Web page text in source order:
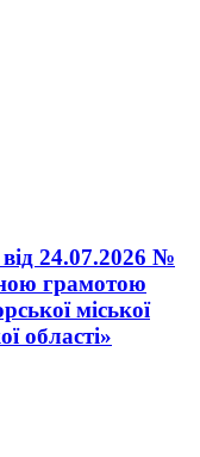
24.07.2026 №
грамотою
міської
області»